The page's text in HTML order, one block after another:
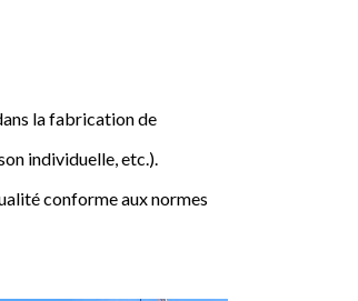
la fabrication de
individuelle, etc.).
conforme aux normes